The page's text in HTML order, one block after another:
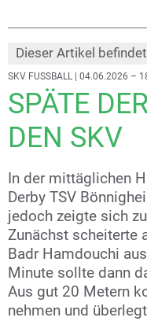
Dieser Artikel
SKV FUSSBALL | 04.06.2026 –
SPÄTE
DEN SKV
In der mittäglichen
Derby TSV
jedoch zeigte sich
Zunächst scheiterte
Badr Hamdouchi
Minute sollte dann
Aus gut 20 Metern
nehmen und